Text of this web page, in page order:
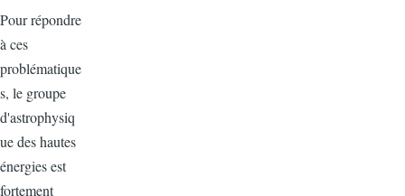
Pour répondre
à ces
problématique
s, le groupe
d'astrophysiq
ue des hautes
énergies est
fortement